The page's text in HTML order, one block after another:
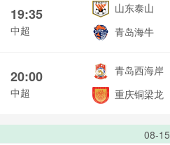
19:35
中超
山东泰山
青岛海牛
20:00
中超
青岛西海岸
重庆铜梁龙
08-15